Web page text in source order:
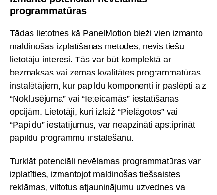
programmatūras
Tādas lietotnes kā PanelMotion bieži vien izmanto
maldinošas izplatīšanas metodes, nevis tiešu
lietotāju interesi. Tās var būt komplektā ar
bezmaksas vai zemas kvalitātes programmatūras
instalētājiem, kur papildu komponenti ir paslēpti aiz
“Noklusējuma” vai “Ieteicamās” iestatīšanas
opcijām. Lietotāji, kuri izlaiž “Pielāgotos” vai
“Papildu” iestatījumus, var neapzināti apstiprināt
papildu programmu instalēšanu.
Turklāt potenciāli nevēlamas programmatūras var
izplatīties, izmantojot maldinošas tiešsaistes
reklāmas, viltotus atjauninājumu uzvednes vai